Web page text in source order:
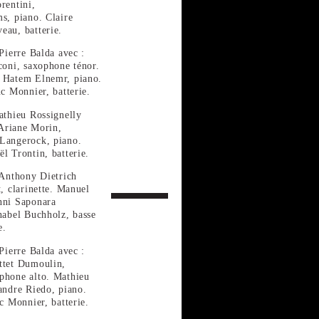
piano. Claire
batterie.
Balda avec :
saxophone ténor.
Elnemr, piano.
Monnier, batterie.
Rossignelly
Morin,
piano.
Trontin, batterie.
Dietrich
clarinette. Manuel
Saponara
Buchholz, basse
Balda avec :
Dumoulin,
alto. Mathieu
Riedo, piano.
Monnier, batterie.